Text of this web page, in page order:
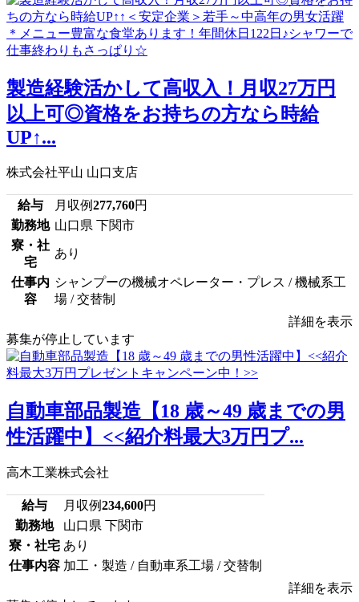
製造経験活かして高収入！月収27万円
以上可◎資格をお持ちの方なら時給
UP↑...
株式会社平山 山口支店
給与 月収例277,760円
勤務地 山口県 下関市
寮・社
宅
あり
仕事内
容
シャンプーの機械オペレーター・プレス / 機械系工
場 / 交替制
詳細を表示
募集が停止しています
自動車部品製造【18 歳～49 歳までの男
性活躍中】<<紹介料最大3万円プ...
高木工業株式会社
給与 月収例234,600円
勤務地
山口県 下関市
寮・社宅 あり
仕事内容 加工・製造 / 自動車系工場 / 交替制
詳細を表示